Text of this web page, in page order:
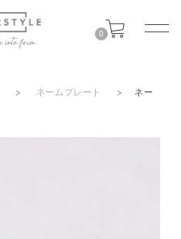
0
> ネームプレート >
ネー